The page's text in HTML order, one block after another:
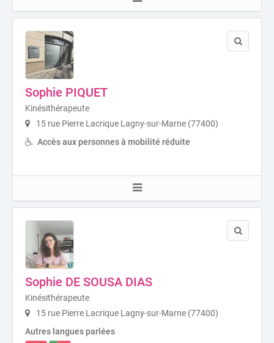
Sophie PIQUET
Kinésithérapeute
15 rue Pierre Lacrique Lagny-sur-Marne (77400)
Accès aux personnes à mobilité réduite
Sophie DE SOUSA DIAS
Kinésithérapeute
15 rue Pierre Lacrique Lagny-sur-Marne (77400)
Autres langues parlées